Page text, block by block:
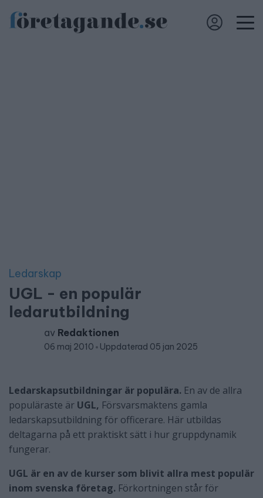
Ledarskap
UGL - en populär
ledarutbildning
av Redaktionen
06 maj 2010 Uppdaterad 05 jan 2025
Ledarskapsutbildningar är populära. En av de allra
populäraste är UGL, Försvarsmaktens gamla
ledarskapsutbildning för officerare. Här utbildas
deltagarna på ett praktiskt sätt i hur gruppdynamik
fungerar.
UGL är en av de kurser som blivit allra mest populär
inom svenska företag. Förkortningen står för